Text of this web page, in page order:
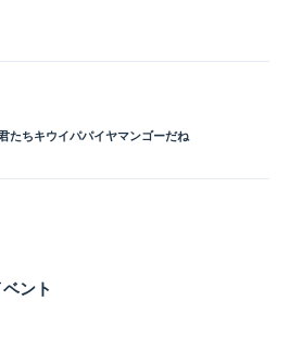
たちキウイパパイヤマンゴーだね
ント